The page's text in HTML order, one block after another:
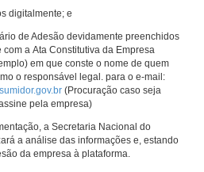
digitalmente; e
de Adesão devidamente preenchidos
a Ata Constitutiva da Empresa
em que conste o nome de quem
o responsável legal. para o e-mail:
(Procuração caso seja
pela empresa)
a Secretaria Nacional do
a análise das informações e, estando
da empresa à plataforma.